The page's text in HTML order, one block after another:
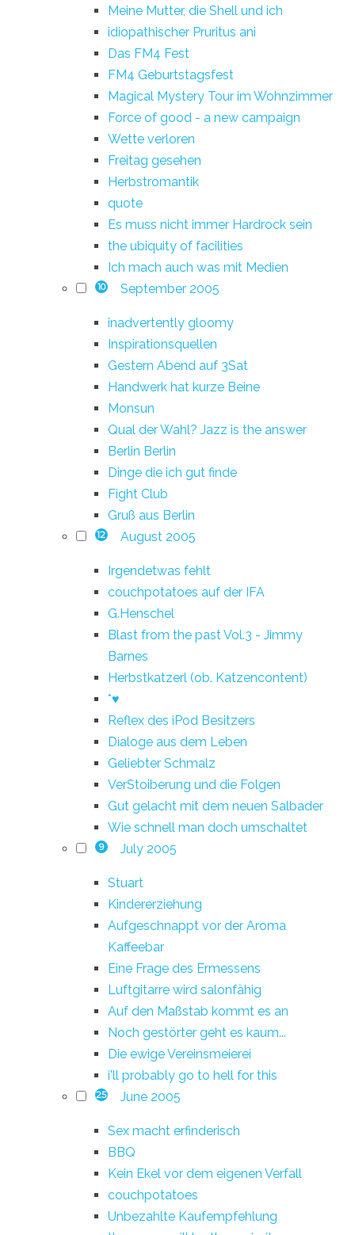
Meine Mutter, die Shell und ich
idiopathischer Pruritus ani
Das FM4 Fest
FM4 Geburtstagsfest
Magical Mystery Tour im Wohnzimmer
Force of good - a new campaign
Wette verloren
Freitag gesehen
Herbstromantik
quote
Es muss nicht immer Hardrock sein
the ubiquity of facilities
Ich mach auch was mit Medien
10 September 2005
inadvertently gloomy
Inspirationsquellen
Gestern Abend auf 3Sat
Handwerk hat kurze Beine
Monsun
Qual der Wahl? Jazz is the answer
Berlin Berlin
Dinge die ich gut finde
Fight Club
Gruß aus Berlin
12 August 2005
Irgendetwas fehlt
couchpotatoes auf der IFA
G.Henschel
Blast from the past Vol.3 - Jimmy
Barnes
Herbstkatzerl (ob. Katzencontent)
*♥
Reflex des iPod Besitzers
Dialoge aus dem Leben
Geliebter Schmalz
VerStoiberung und die Folgen
Gut gelacht mit dem neuen Salbader
Wie schnell man doch umschaltet
9 July 2005
Stuart
Kindererziehung
Aufgeschnappt vor der Aroma
Kaffeebar
Eine Frage des Ermessens
Luftgitarre wird salonfähig
Auf den Maßstab kommt es an
Noch gestörter geht es kaum...
Die ewige Vereinsmeierei
i'll probably go to hell for this
25 June 2005
Sex macht erfinderisch
BBQ
Kein Ekel vor dem eigenen Verfall
couchpotatoes
Unbezahlte Kaufempfehlung